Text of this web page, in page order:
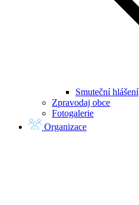
Smuteční hlášení
Zpravodaj obce
Fotogalerie
Organizace